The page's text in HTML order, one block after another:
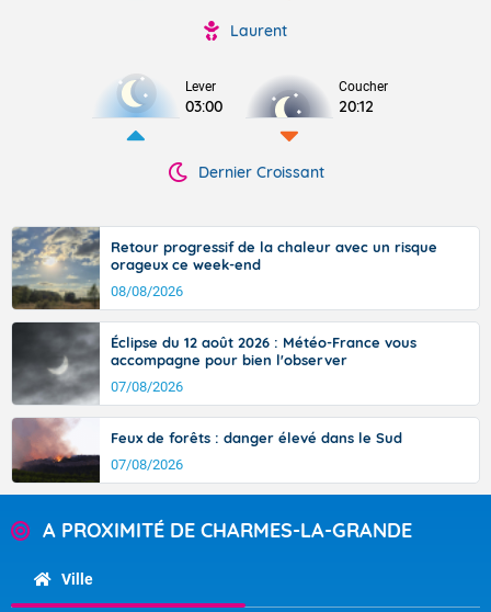
Laurent
Lever
03:00
Coucher
20:12
Dernier Croissant
Retour progressif de la chaleur avec un risque
orageux ce week-end
08/08/2026
Éclipse du 12 août 2026 : Météo-France vous
accompagne pour bien l'observer
07/08/2026
Feux de forêts : danger élevé dans le Sud
07/08/2026
A PROXIMITÉ DE CHARMES-LA-GRANDE
Ville